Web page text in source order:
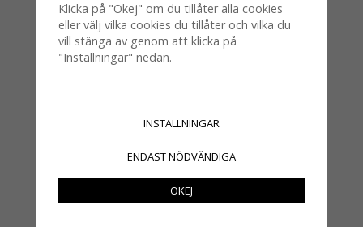
och blåbär
39 kr
INFO KÖP
Klicka på "Okej" om du tillåter alla cookies
eller välj vilka cookies du tillåter och vilka du
vill stänga av genom att klicka på
"Inställningar" nedan.
INSTÄLLNINGAR
ENDAST NÖDVÄNDIGA
OKEJ